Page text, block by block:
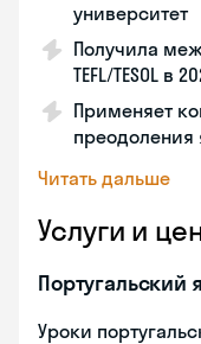
университет
Получила
TEFL/TESOL в
Применяет
преодоления
Читать дальше
Услуги и
Португальский
Уроки